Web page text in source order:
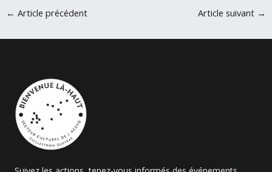
← Article précédent Article suivant →